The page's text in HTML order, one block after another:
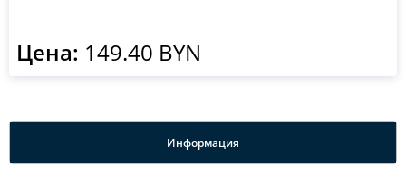
Цена: 149.40 BYN
Информация